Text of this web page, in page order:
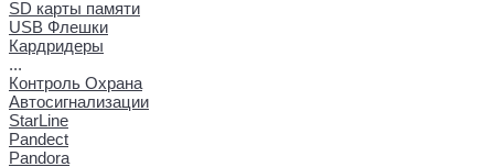
SD карты памяти
USB Флешки
Кардридеры
...
Контроль Охрана
Автосигнализации
StarLine
Pandect
Pandora